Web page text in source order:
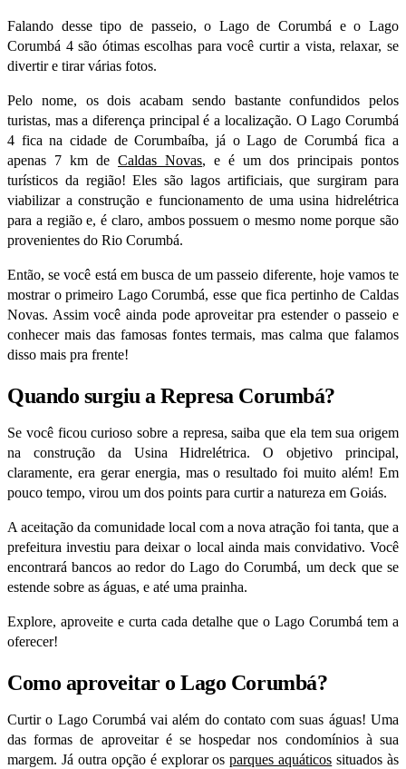
Falando desse tipo de passeio, o Lago de Corumbá e o Lago
Corumbá 4 são ótimas escolhas para você curtir a vista, relaxar, se
divertir e tirar várias fotos.
Pelo nome, os dois acabam sendo bastante confundidos pelos
turistas, mas a diferença principal é a localização. O Lago Corumbá
4 fica na cidade de Corumbaíba, já o Lago de Corumbá fica a
apenas 7 km de Caldas Novas, e é um dos principais pontos
turísticos da região!Eles são lagos artificiais, que surgiram para
viabilizar a construção e funcionamento de uma usina hidrelétrica
para a região e, é claro, ambos possuem o mesmo nome porque são
provenientes do Rio Corumbá.
Então, se você está em busca de um passeio diferente, hoje vamos te
mostrar o primeiro Lago Corumbá, esse que fica pertinho de Caldas
Novas. Assim você ainda pode aproveitarpra estender o passeio e
conhecer mais das famosas fontes termais, mas calma que falamos
disso mais pra frente!
Quando surgiu a Represa Corumbá?
Se você ficou curioso sobre a represa, saiba que ela tem sua origem
na construção da Usina Hidrelétrica. O objetivo principal,
claramente, era gerar energia, mas o resultado foi muito além! Em
pouco tempo, virou um dos points para curtir a natureza em Goiás.
A aceitação da comunidade local com a nova atração foi tanta, que a
prefeitura investiu para deixar o local ainda mais convidativo. Você
encontrará bancos ao redor do Lago do Corumbá, um deck que se
estende sobre as águas, e até uma prainha.
Explore, aproveite e curta cada detalhe que o Lago Corumbá tem a
oferecer!
Como aproveitar o Lago Corumbá?
Curtir o Lago Corumbá vai além do contato com suas águas! Uma
das formas de aproveitar é se hospedar nos condomínios à sua
margem. Já outra opção é explorar osparques aquáticos situados às